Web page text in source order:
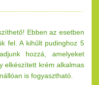
Ebben az esetben
fel. A kihűlt pudinghoz 5
hozzá, amelyeket
elkészített krém alkalmas
is fogyasztható.